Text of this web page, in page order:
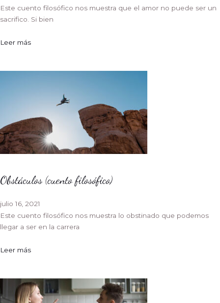
Este cuento filosófico nos muestra que el amor no puede ser un
sacrifico. Si bien
Leer más
Obstáculos (cuento filosófico)
julio 16, 2021
Este cuento filosófico nos muestra lo obstinado que podemos
llegar a ser en la carrera
Leer más